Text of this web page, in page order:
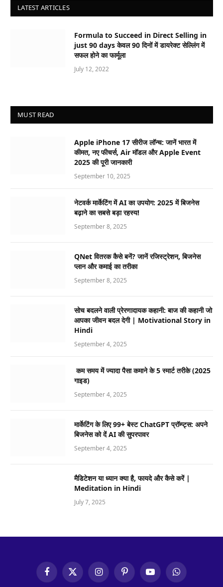
LATEST ARTICLES
Formula to Succeed in Direct Selling in
just 90 days केवल 90 दिनों में डायरेक्ट सेल्लिंग में
सफल होने का फार्मूला
July 12, 2022
MUST READ
Apple iPhone 17 सीरीज लॉन्च: जानें भारत में
कीमत, नए फीचर्स, Air मॉडल और Apple Event
2025 की पूरी जानकारी
September 10, 2025
नेटवर्क मार्केटिंग में AI का उपयोग: 2025 में बिजनेस
बढ़ाने का सबसे बड़ा रहस्य!
September 8, 2025
QNet वितरक कैसे बनें? जानें रजिस्ट्रेशन, बिजनेस
प्लान और कमाई का तरीका
September 8, 2025
सोच बदलने वाली प्रेरणादायक कहानी: बाज की कहानी जो
आपका जीवन बदल देगी | Motivational Story in
Hindi
September 4, 2025
कम समय में ज्यादा पैसा कमाने के 5 स्मार्ट तरीके (2025
गाइड)
September 4, 2025
मार्केटिंग के लिए 99+ बेस्ट ChatGPT प्रॉम्प्ट्स: अपने
बिजनेस को दें AI की सुपरपावर
September 4, 2025
मैडिटेशन या ध्यान क्या है, फायदे और कैसे करें |
Meditation in Hindi
July 7, 2025
FacebookX
InstagramPinterestYouTubeWhatsApp